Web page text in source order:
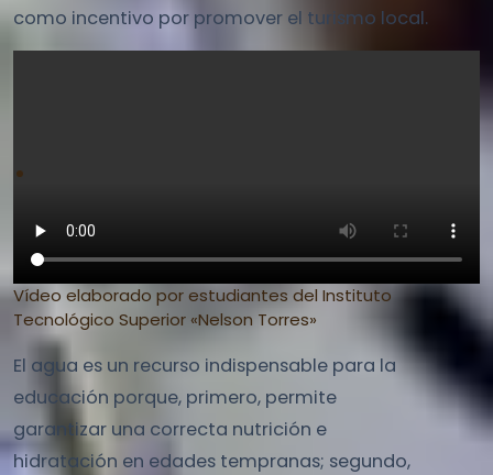
como incentivo por promover el turismo local.
Vídeo elaborado por estudiantes del Instituto
Tecnológico Superior «Nelson Torres»
El agua es un recurso indispensable para la
educación porque, primero, permite
garantizar una correcta nutrición e
hidratación en edades tempranas; segundo,